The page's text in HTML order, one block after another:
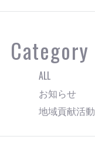
Category
ALL
お知らせ
地域貢献活動